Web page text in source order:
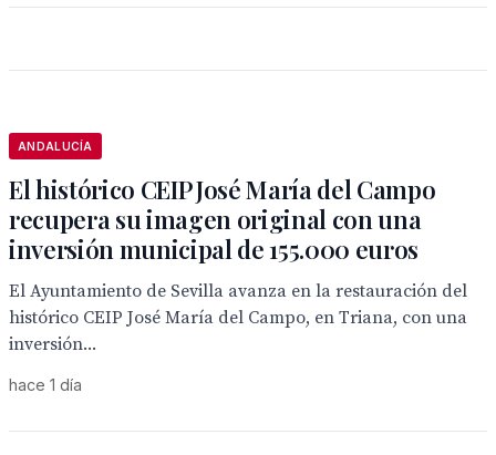
ANDALUCÍA
El histórico CEIP José María del Campo
recupera su imagen original con una
inversión municipal de 155.000 euros
El Ayuntamiento de Sevilla avanza en la restauración del
histórico CEIP José María del Campo, en Triana, con una
inversión...
hace 1 día